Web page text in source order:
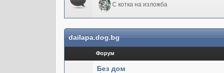
С котка на изложба
dailapa.dog.bg
Форум
Без дом